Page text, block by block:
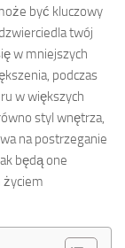
być kluczowy
twój
w mniejszych
podczas
w większych
styl wnętrza,
na postrzeganie
będą one
życiem